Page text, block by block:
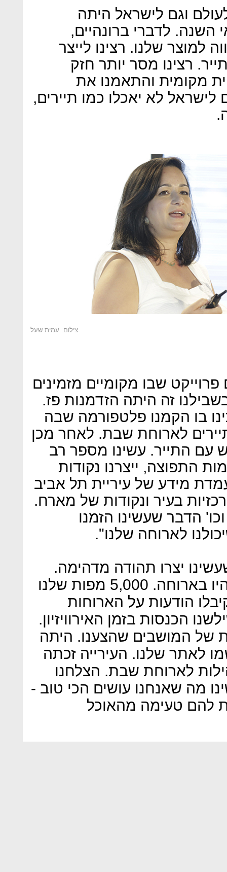
וגם לישראל היתה
השנה. לדברי ברונהיים,
למוצר שלנו. רצינו לייצר
רצינו מסר יותר חזק
מקומית והתאמנו את
לא יאכלו כמו תיירים,
צילום: עמית שעל
שבו מקומיים מזמינים
זה היתה הזדמנות פז.
בו הקמנו פלטפורמה שבה
לארח תיירים לארוחת שבת. לאחר מכן
עם התייר. עשינו מספר רב
התפוצה, ייצרנו נקודות
מידע של עיריית תל אביב
בעיר ונקודות של מארח.
הדבר שעשינו הזמנו
לארוחה שלנו".
יצרו תהודה מדהימה.
תוך עשרה ימים 80 עיתונאים היו בארוחה. 5,000 מפות שלנו
הודעות על הארוחות
הכנסות בזמן האירוויזיון.
של המושבים שהצענו. היתה
שנרשמו לאתר שלנו. העירייה זכתה
בקהילות לארוחת שבת. הצלחנו
מה שאנחנו עושים הכי טוב -
להם טעימה מהאוכל